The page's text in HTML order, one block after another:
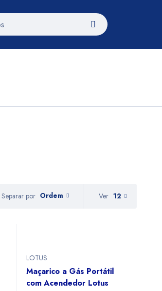
Separar por Ordem Ver 12
LOTUS
Maçarico a Gás Portátil
com Acendedor Lotus